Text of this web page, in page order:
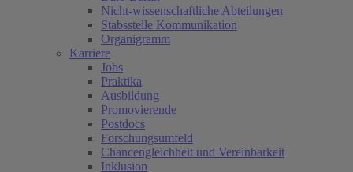
Nicht-wissenschaftliche Abteilungen
Stabsstelle Kommunikation
Organigramm
Karriere
Jobs
Praktika
Ausbildung
Promovierende
Postdocs
Forschungsumfeld
Chancengleichheit und Vereinbarkeit
Inklusion